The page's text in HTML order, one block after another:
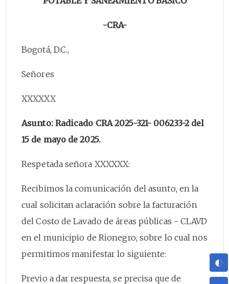
-CRA-
Bogotá, D.C.,
Señores
XXXXXX
Asunto: Radicado CRA 2025-321- 006233-2 del
15 de mayo de 2025.
Respetada señora XXXXXX:
Recibimos la comunicación del asunto, en la
cual solicitan aclaración sobre la facturación
del Costo de Lavado de áreas públicas - CLAVD
en el municipio de Rionegro, sobre lo cual nos
permitimos manifestar lo siguiente:
Previo a dar respuesta, se precisa que de